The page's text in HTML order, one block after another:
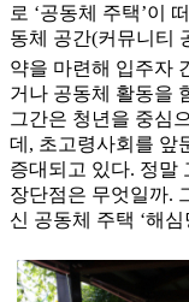
로 ‘공동체 주택’이
동체 공간(커뮤니티
약을 마련해 입주자
거나 공동체 활동을
그간은 청년을 중심
데, 초고령사회를 앞
증대되고 있다. 정말
장단점은 무엇일까.
신 공동체 주택 ‘해